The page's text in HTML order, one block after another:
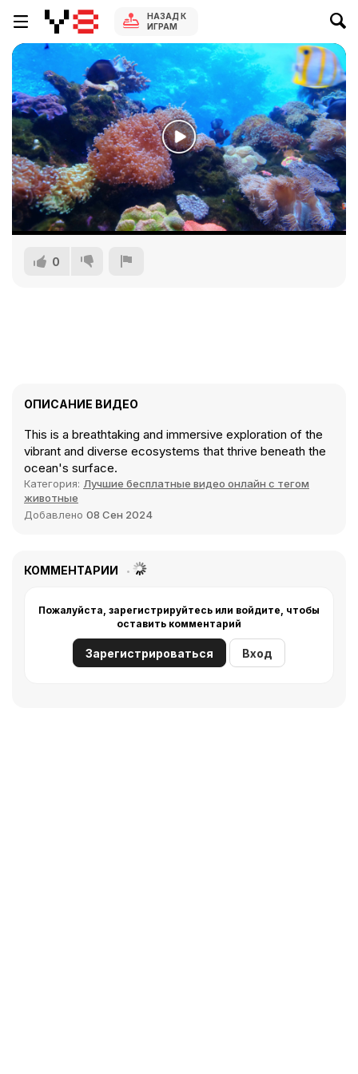
НАЗАД К
ИГРАМ
0
ОПИСАНИЕ ВИДЕО
This is a breathtaking and immersive exploration of the
vibrant and diverse ecosystems that thrive beneath the
ocean's surface.
Категория: Лучшие бесплатные видео онлайн с тегом
животные
Добавлено 08 Сен 2024
КОММЕНТАРИИ
Пожалуйста, зарегистрируйтесь или войдите, чтобы
оставить комментарий
Зарегистрироваться Вход